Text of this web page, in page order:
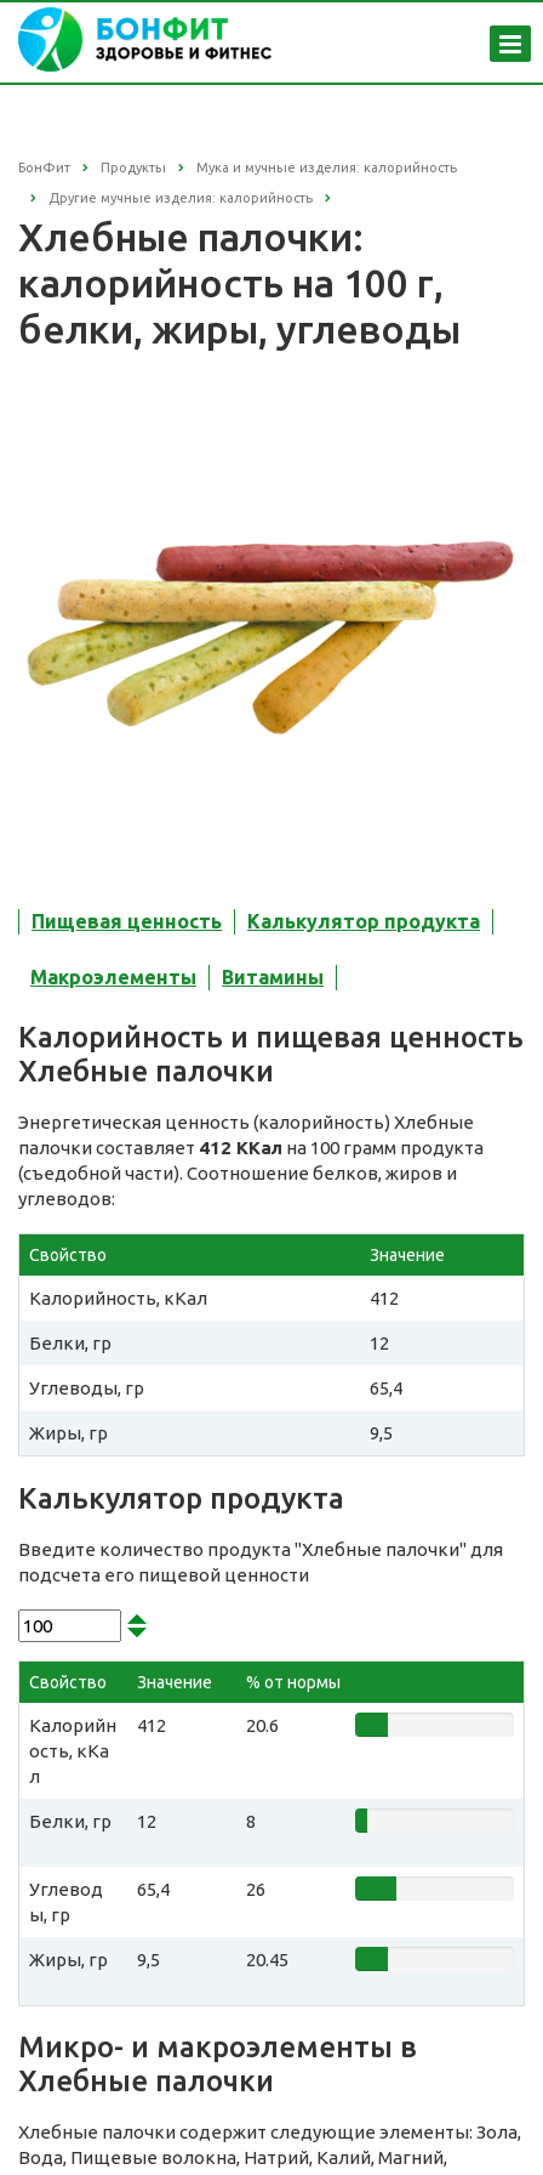
БонФит Продукты Мука и мучные изделия: калорийность
Другие мучные изделия: калорийность
Хлебные палочки:
калорийность на 100 г,
белки, жиры, углеводы
Пищевая ценность Калькулятор продукта
Макроэлементы Витамины
Калорийность и пищевая ценность
Хлебные палочки
Энергетическая ценность (калорийность) Хлебные
палочки составляет 412 ККал на 100 грамм продукта
(съедобной части). Соотношение белков, жиров и
углеводов:
Свойство Значение
Калорийность, кКал 412
Белки, гр 12
Углеводы, гр 65,4
Жиры, гр 9,5
Калькулятор продукта
Введите количество продукта "Хлебные палочки" для
подсчета его пищевой ценности
Свойство Значение % от нормы
Калорийн
ость, кКа
л
412 20.6
Белки, гр 12 8
Углевод
ы, гр
65,4 26
Жиры, гр 9,5 20.45
Микро- и макроэлементы в
Хлебные палочки
Хлебные палочки содержит следующие элементы: Зола,
Вода, Пищевые волокна, Натрий, Калий, Магний,